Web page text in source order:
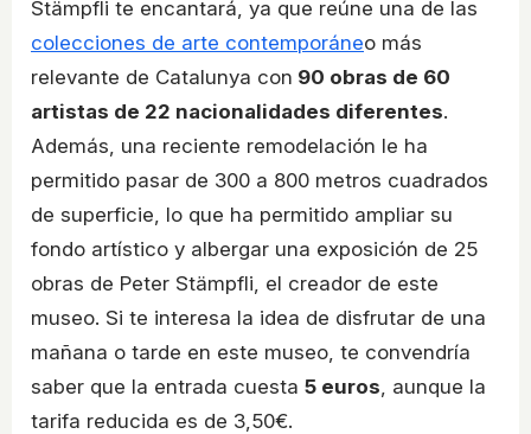
Stämpfli te encantará, ya que reúne una de las
colecciones de arte contemporáneo más
relevante de Catalunya con 90 obras de 60
artistas de 22 nacionalidades diferentes.
Además, una reciente remodelación le ha
permitido pasar de 300 a 800 metros cuadrados
de superficie, lo que ha permitido ampliar su
fondo artístico y albergar una exposición de 25
obras de Peter Stämpfli, el creador de este
museo. Si te interesa la idea de disfrutar de una
mañana o tarde en este museo, te convendría
saber que la entrada cuesta 5 euros , aunque la
tarifa reducida es de 3,50€.